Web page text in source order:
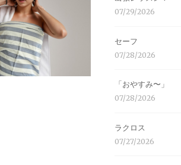
07/29/2026
セーフ
07/28/2026
「おやすみ〜」
07/28/2026
ラクロス
07/27/2026